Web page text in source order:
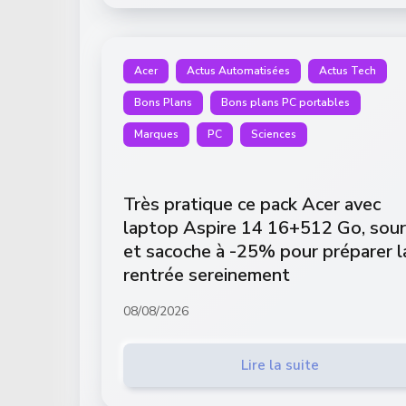
Acer Actus Automatisées Actus Tech
Bons Plans Bons plans PC portables
Marques PC Sciences
Très pratique ce pack Acer avec
laptop Aspire 14 16+512 Go,
et sacoche à -25% pour préparer
rentrée sereinement
08/08/2026
Lire la suite